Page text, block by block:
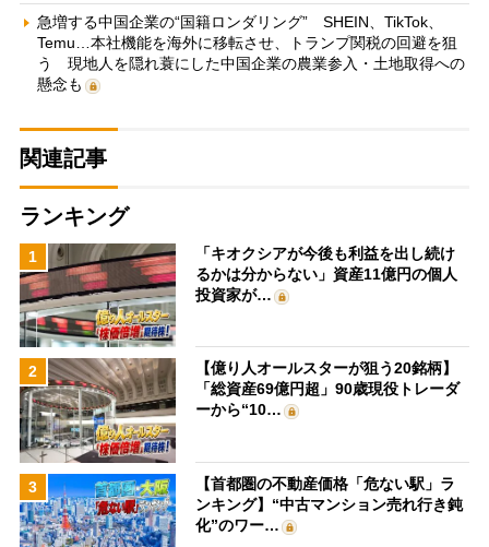
急増する中国企業の“国籍ロンダリング” SHEIN、TikTok、
Temu…本社機能を海外に移転させ、トランプ関税の回避を狙
う 現地人を隠れ蓑にした中国企業の農業参入・土地取得への
懸念も
関連記事
ランキング
1
「キオクシアが今後も利益を出し続け
るかは分からない」資産11億円の個人
投資家が…
2
【億り人オールスターが狙う20銘柄】
「総資産69億円超」90歳現役トレーダ
ーから“10…
3
【首都圏の不動産価格「危ない駅」ラ
ンキング】“中古マンション売れ行き鈍
化”のワー…